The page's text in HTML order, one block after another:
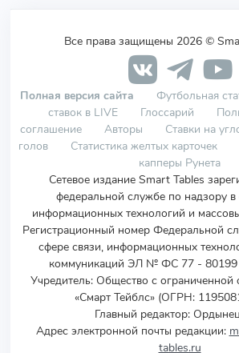
Все права защищены 2026 ©
Полная версия сайта Футбольная
ставок в LIVE
Глоссарий
соглашение
Авторы Ставки на
голов
Статистика желтых карточек
капперы Рунета
Сетевое издание Smart Tables
федеральной службе по надзору в
информационных технологий и
Регистрационный номер Федеральной
сфере связи, информационных
коммуникаций ЭЛ № ФС 77 - 80199
Учредитель: Общество с ограниченной
«Смарт Тейблс» (ОГРН:
Главный редактор:
Адрес электронной почты редакции:
tables.ru